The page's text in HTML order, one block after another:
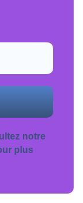
notre
plus